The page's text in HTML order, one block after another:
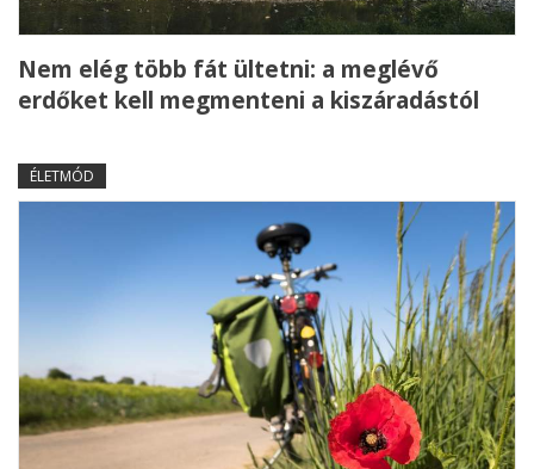
Nem elég több fát ültetni: a meglévő
erdőket kell megmenteni a kiszáradástól
ÉLETMÓD